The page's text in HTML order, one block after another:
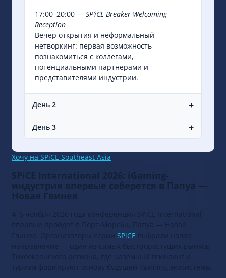
17:00–20:00 — SP’iCE Breaker Welcoming
Reception
Вечер открытия и неформальный
нетворкинг: первая возможность
познакомиться с коллегами,
потенциальными партнерами и
представителями индустрии.
День 2 +
День 3 +
Хочу на SPiCE Southeast Asia
SPiCE International 2026: iGaming-
индустрия впервые соберется в Папуа —
Новая Гвинея
4–6 ноября 2026 года конференция SPiCE International
впервые пройдет в Порт-Морсби, Папуа — Новой
Гвинее. Организаторы серии SPiCE выбрали новое
направление — один из самых быстрорастущих рынков
Тихоокеанского региона, где наземный гемблинг и
туризм формируют основу будущей iGaming-экосистемы.